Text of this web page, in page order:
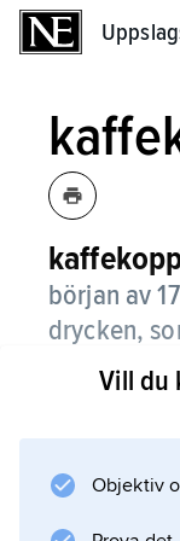
början av
drycken,
buds.
hade varken
Vill du
Objektiv